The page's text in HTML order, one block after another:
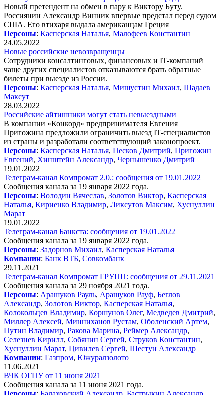
Новый претендент на обмен в пару к Виктору Буту.
Россиянин Александр Винник впервые предстал перед судом
США. Его втихаря выдала американцам Греция
Персоны: Касперская Наталья, Малофеев Константин
24.05.2022
Новые российские невозвращенцы
Сотрудники консалтинговых, финансовых и IT-компаний
чаще других специалистов отказываются брать обратные
билеты при выезде из России.
Персоны: Касперская Наталья, Мишустин Михаил, Шадаев
Максут
28.03.2022
Российские айтишники могут стать невыездными
В компании «Конкорд» предпринимателя Евгения
Пригожина предложили ограничить выезд IT-специалистов
из страны и разработали соответствующий законопроект.
Персоны: Касперская Наталья, Песков Дмитрий, Пригожин
Евгений, Хинштейн Александр, Чернышенко Дмитрий
19.01.2022
Телеграм-канал Компромат 2.0.: сообщения от 19.01.2022
Сообщения канала за 19 января 2022 года.
Персоны: Володин Вячеслав, Золотов Виктор, Касперская
Наталья, Кириенко Владимир, Ликсутов Максим, Хуснуллин
Марат
19.01.2022
Телеграм-канал Банкста: сообщения от 19.01.2022
Сообщения канала за 19 января 2022 года.
Персоны: Задорнов Михаил, Касперская Наталья
Компании: Банк ВТБ, Совкомбанк
29.11.2021
Телеграм-канал Компромат ГРУПП: сообщения от 29.11.2021
Сообщения канала за 29 ноября 2021 года.
Персоны: Арашуков Рауль, Арашуков Рауф, Беглов
Александр, Золотов Виктор, Касперская Наталья,
Колокольцев Владимир, Коршунов Олег, Медведев Дмитрий,
Миллер Алексей, Минниханов Рустам, Оболенский Артем,
Путин Владимир, Ракова Марина, Реймер Александр,
Селезнев Кирилл, Собянин Сергей, Струков Константин,
Хуснуллин Марат, Цивилев Сергей, Шестун Александр
Компании: Газпром, Южуралзолото
11.06.2021
ВЧК ОГПУ от 11 июня 2021
Сообщения канала за 11 июня 2021 года.